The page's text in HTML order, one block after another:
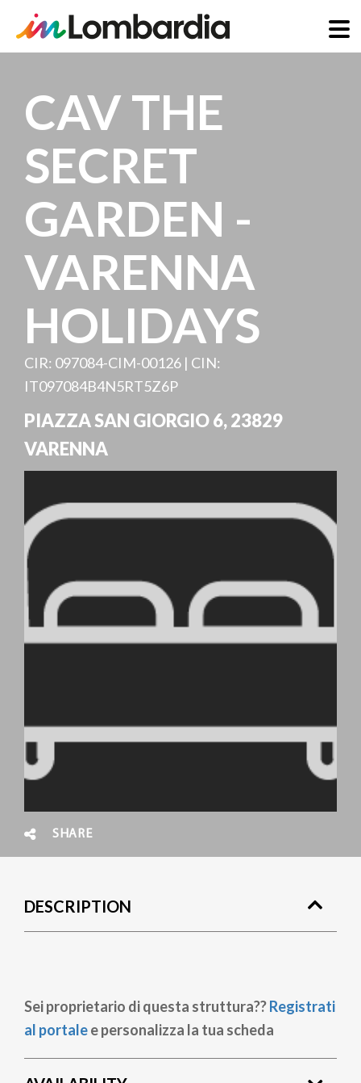
main
content
CAV THE
SECRET
GARDEN -
VARENNA
HOLIDAYS
CIR: 097084-CIM-00126 | CIN:
IT097084B4N5RT5Z6P
PIAZZA SAN GIORGIO 6,23829
VARENNA
SHARE
DESCRIPTION
Sei proprietario di questa struttura??Registrati
al portalee personalizza la tua scheda